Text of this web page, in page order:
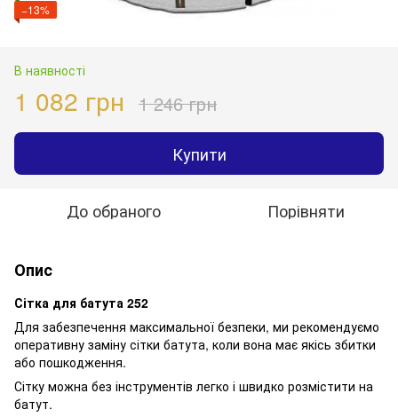
−13%
В наявності
1 082 грн 1 246 грн
Купити
До обраного Порівняти
Опис
Сітка для батута 252
Для забезпечення максимальної безпеки, ми рекомендуємо
оперативну заміну сітки батута, коли вона має якісь збитки
або пошкодження.
Сітку можна без інструментів легко і швидко розмістити на
батут.